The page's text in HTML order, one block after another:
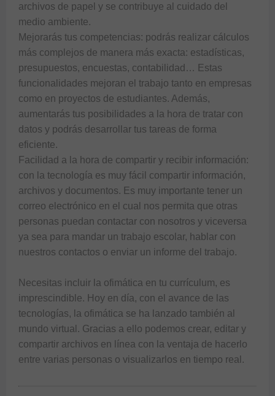
archivos de papel y se contribuye al cuidado del
medio ambiente.
Mejorarás tus competencias: podrás realizar cálculos
más complejos de manera más exacta: estadísticas,
presupuestos, encuestas, contabilidad… Estas
funcionalidades mejoran el trabajo tanto en empresas
como en proyectos de estudiantes. Además,
aumentarás tus posibilidades a la hora de tratar con
datos y podrás desarrollar tus tareas de forma
eficiente.
Facilidad a la hora de compartir y recibir información:
con la tecnología es muy fácil compartir información,
archivos y documentos. Es muy importante tener un
correo electrónico en el cual nos permita que otras
personas puedan contactar con nosotros y viceversa
ya sea para mandar un trabajo escolar, hablar con
nuestros contactos o enviar un informe del trabajo.
Necesitas incluir la ofimática en tu currículum, es
imprescindible. Hoy en día, con el avance de las
tecnologías, la ofimática se ha lanzado también al
mundo virtual. Gracias a ello podemos crear, editar y
compartir archivos en línea con la ventaja de hacerlo
entre varias personas o visualizarlos en tiempo real.